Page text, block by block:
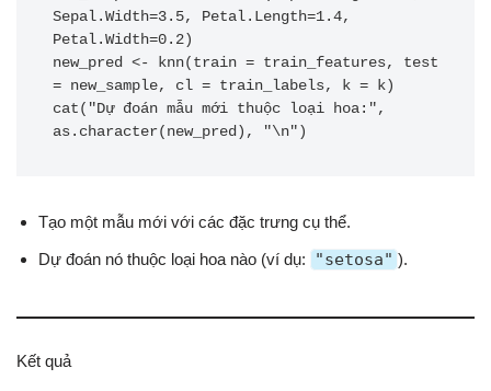
Sepal.Width=3.5, Petal.Length=1.4,
Petal.Width=0.2)
new_pred <- knn(train = train_features, test
= new_sample, cl = train_labels, k = k)
cat("Dự đoán mẫu mới thuộc loại hoa:",
Tạo một mẫu mới với các đặc trưng cụ thể.
Dự đoán nó thuộc loại hoa nào (ví dụ:
"setosa" ).
Kết quả